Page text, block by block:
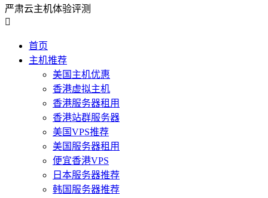
严肃云主机体验评测

首页
主机推荐
美国主机优惠
香港虚拟主机
香港服务器租用
香港站群服务器
美国VPS推荐
美国服务器租用
便宜香港VPS
日本服务器推荐
韩国服务器推荐